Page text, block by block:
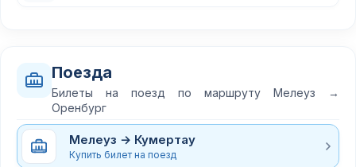
Поезда
Билеты на поезд по маршруту Мелеуз →
Оренбург
Мелеуз → Кумертау
Купить билет на поезд